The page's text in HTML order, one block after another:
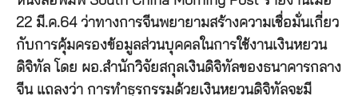
22 มี.ค.64 ว่าทางการจีนพยายามสร้างความเชื่อมั่นเกี่ยว
กับการคุ้มครองข้อมูลส่วนบุคคลในการใช้งานเงินหยวน
ดิจิทัล โดย ผอ.สำนักวิจัยสกุลเงินดิจิทัลของธนาคารกลาง
จีน แถลงว่า การทำธุรกรรมด้วยเงินหยวนดิจิทัลจะมี